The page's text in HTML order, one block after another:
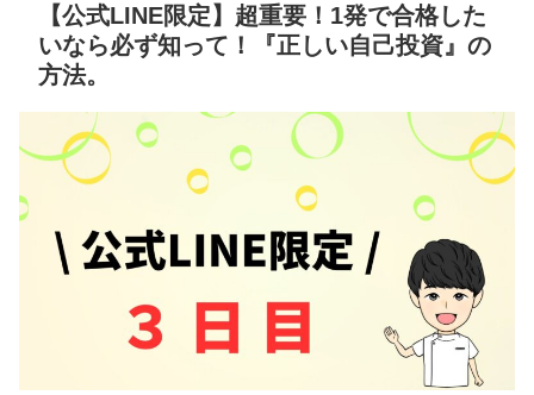
【公式LINE限定】超重要！1発で合格した
いなら必ず知って！『正しい自己投資』の
方法。